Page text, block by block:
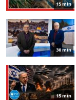
15 min
30 min
15 min